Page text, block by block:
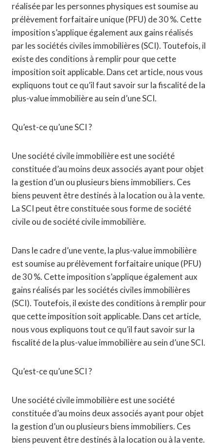
réalisée par les personnes physiques est soumise au
prélèvement forfaitaire unique (PFU) de 30 %. Cette
imposition s’applique également aux gains réalisés
par les sociétés civiles immobilières (SCI). Toutefois, il
existe des conditions à remplir pour que cette
imposition soit applicable. Dans cet article, nous vous
expliquons tout ce qu’il faut savoir sur la fiscalité de la
plus-value immobilière au sein d’une SCI.
Qu’est-ce qu’une SCI ?
Une société civile immobilière est une société
constituée d’au moins deux associés ayant pour objet
la gestion d’un ou plusieurs biens immobiliers. Ces
biens peuvent être destinés à la location ou à la vente.
La SCI peut être constituée sous forme de société
civile ou de société civile immobilière.
Dans le cadre d’une vente, la plus-value immobilière
est soumise au prélèvement forfaitaire unique (PFU)
de 30 %. Cette imposition s’applique également aux
gains réalisés par les sociétés civiles immobilières
(SCI). Toutefois, il existe des conditions à remplir pour
que cette imposition soit applicable. Dans cet article,
nous vous expliquons tout ce qu’il faut savoir sur la
fiscalité de la plus-value immobilière au sein d’une SCI.
Qu’est-ce qu’une SCI ?
Une société civile immobilière est une société
constituée d’au moins deux associés ayant pour objet
la gestion d’un ou plusieurs biens immobiliers. Ces
biens peuvent être destinés à la location ou à la vente.